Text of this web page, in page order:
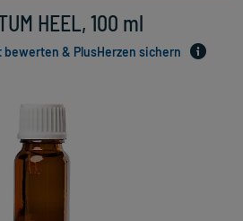
HEEL, 100 ml
bewerten & PlusHerzen sichern